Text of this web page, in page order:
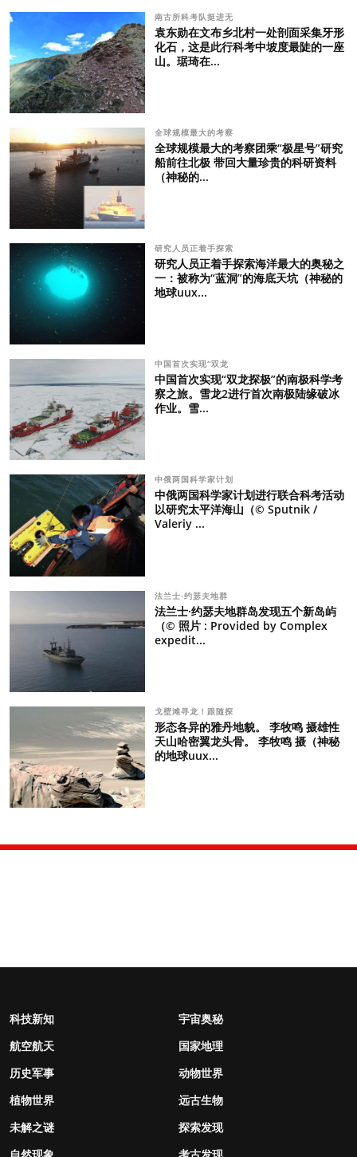
南古所科考队挺进无
袁东勋在文布乡北村一处剖面采集牙形
化石，这是此行科考中坡度最陡的一座
山。琚琦在...
全球规模最大的考察
全球规模最大的考察团乘“极星号”研究
船前往北极 带回大量珍贵的科研资料
（神秘的...
研究人员正着手探索
研究人员正着手探索海洋最大的奥秘之
一：被称为“蓝洞”的海底天坑（神秘的
地球uux...
中国首次实现“双龙
中国首次实现“双龙探极”的南极科学考
察之旅。雪龙2进行首次南极陆缘破冰
作业。雪...
中俄两国科学家计划
中俄两国科学家计划进行联合科考活动
以研究太平洋海山（© Sputnik /
Valeriy ...
法兰士·约瑟夫地群
法兰士·约瑟夫地群岛发现五个新岛屿
（© 照片 : Provided by Complex
expedit...
戈壁滩寻龙！跟随探
形态各异的雅丹地貌。 李牧鸣 摄雄性
天山哈密翼龙头骨。 李牧鸣 摄（神秘
的地球uux...
科技新知
宇宙奥秘
航空航天
国家地理
历史军事
动物世界
植物世界
远古生物
未解之谜
探索发现